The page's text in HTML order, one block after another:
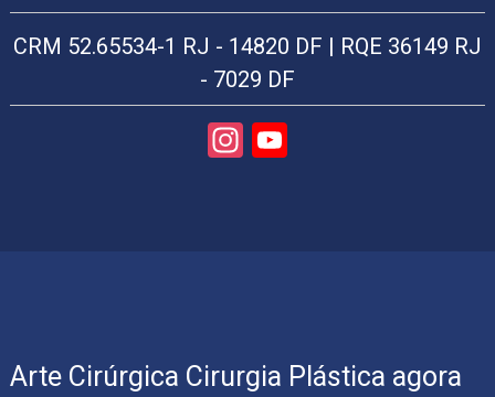
rinoplastia,
pálpebras,
CRM 52.65534-1 RJ - 14820 DF | RQE 36149 RJ
- 7029 DF
Instagram
Arte Cirúrgica Cirurgia Plástica agora